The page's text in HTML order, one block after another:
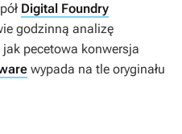
Digital Foundry
godzinną analizę
pecetowa konwersja
wypada na tle oryginału